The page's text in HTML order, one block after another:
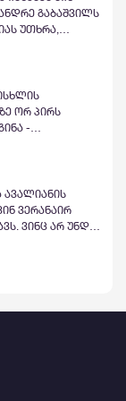
ხელით
ტერიტორიული
გაბაშვილს
უთხრა,
ყურადღებას
წააქეზა,
ერთად თავს
ორ პირს
-
ავალიანის
ვერანაირ
ვინც არ უნდა